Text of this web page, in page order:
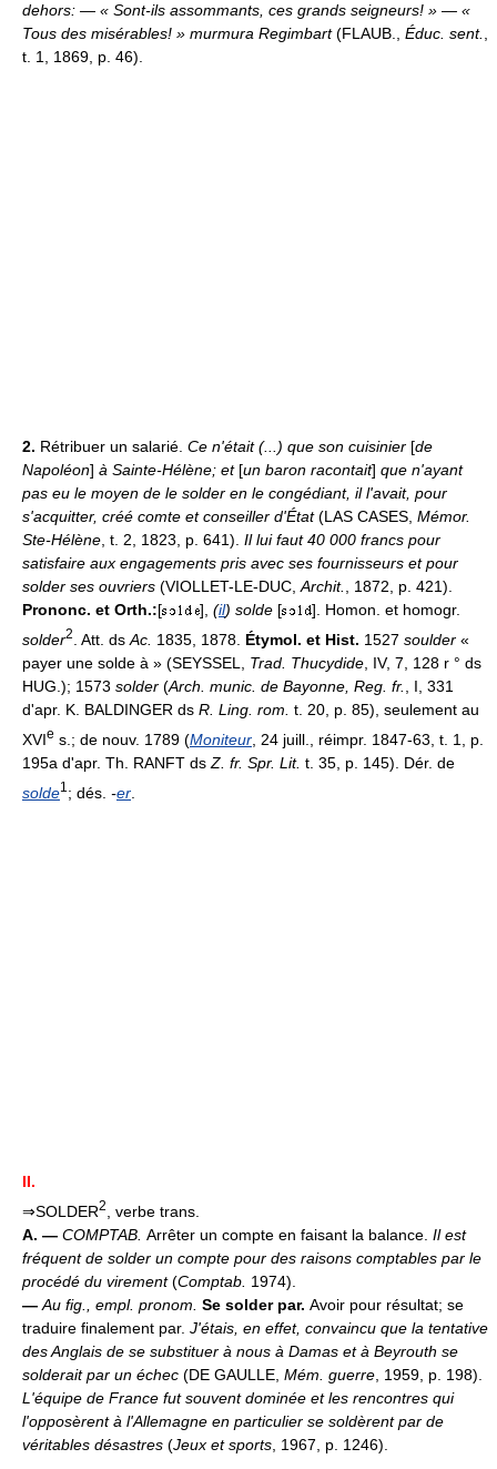
dehors: — « Sont-ils assommants, ces grands seigneurs! » — «
Tous des misérables! » murmura Regimbart(FLAUB., Éduc. sent.,
t. 1, 1869, p. 46).
2. Rétribuer un salarié. Ce n'était (...) que son cuisinier [de
Napoléon] à Sainte-Hélène; et[un baron racontait] que n'ayant
pas eu le moyen de le solder en le congédiant, il l'avait, pour
s'acquitter, créé comte et conseiller d'État(LAS CASES, Mémor.
Ste-Hélène, t. 2, 1823, p. 641). Il lui faut 40 000 francs pour
satisfaire aux engagements pris avec ses fournisseurs et pour
solder ses ouvriers (VIOLLET-LE-DUC,Archit., 1872, p. 421).
Prononc. et Orth.:[ ], (il) solde [
]. Homon. et homogr.
solder2 . Att. ds Ac. 1835, 1878. Étymol. et Hist. 1527 soulder «
payer une solde à » (SEYSSEL, Trad. Thucydide , IV, 7, 128 r ° ds
HUG.); 1573 solder (Arch. munic. de Bayonne, Reg. fr.
, I, 331
d'apr. K. BALDINGER ds R. Ling. rom. t. 20, p. 85), seulement au
XVIe s.; de nouv. 1789 (Moniteur , 24 juill., réimpr. 1847-63, t. 1, p.
195a d'apr. Th. RANFT ds Z. fr. Spr. Lit. t. 35, p. 145). Dér. de
solde1 ; dés. -er
II.
⇒SOLDER2
, verbe trans.
A. — COMPTAB. Arrêter un compte en faisant la balance. Il est
fréquent de solder un compte pour des raisons comptables par le
procédé du virement(Comptab. 1974).
— Au fig., empl. pronom. Se solder par. Avoir pour résultat; se
traduire finalement par. J'étais, en effet, convaincu que la tentative
des Anglais de se substituer à nous à Damas et à Beyrouth se
solderait par un échec (DE GAULLE, Mém. guerre , 1959, p. 198).
L'équipe de France fut souvent dominée et les rencontres qui
l'opposèrent à l'Allemagne en particulier se soldèrent par de
véritables désastres (Jeux et sports , 1967, p. 1246).